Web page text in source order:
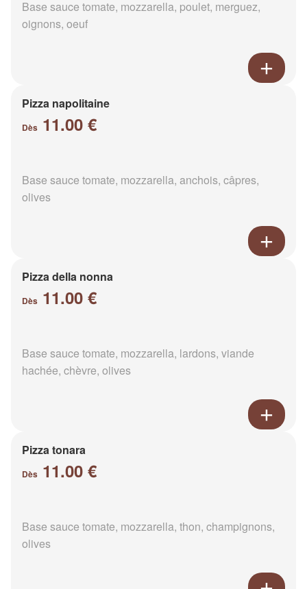
Base sauce tomate, mozzarella, poulet, merguez,
oignons, oeuf
Pizza napolitaine
Dès 11.00 €
Base sauce tomate, mozzarella, anchois, câpres,
olives
Pizza della nonna
Dès 11.00 €
Base sauce tomate, mozzarella, lardons, viande
hachée, chèvre, olives
Pizza tonara
Dès 11.00 €
Base sauce tomate, mozzarella, thon, champignons,
olives